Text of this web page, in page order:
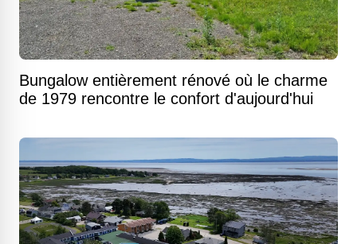
Bungalow entièrement rénové où le charme
de 1979 rencontre le confort d'aujourd'hui